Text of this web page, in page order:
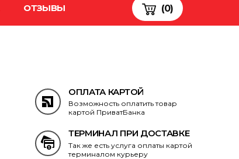
ОТЗЫВЫ (0)
ОПЛАТА КАРТОЙ
Возможность оплатить товар
картой ПриватБанка
ТЕРМИНАЛ ПРИ ДОСТАВКЕ
Так же есть услуга оплаты картой
терминалом курьеру